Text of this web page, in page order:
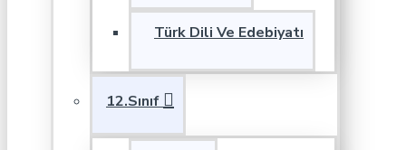
Türk Dili Ve Edebiyatı
12.Sınıf